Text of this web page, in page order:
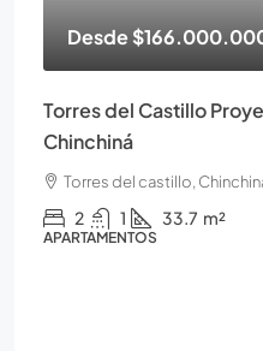
Desde
Torres del Castillo
Chinchiná
Torres del castillo,
2 1 33.7 m²
APARTAMENTOS